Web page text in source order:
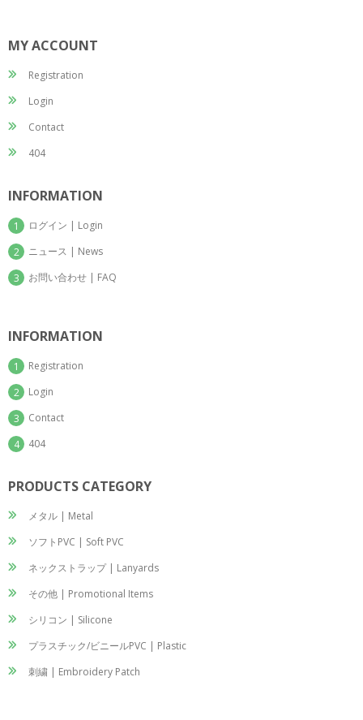
MY ACCOUNT
Registration
Login
Contact
404
INFORMATION
1
ログイン | Login
2
ニュース | News
3
お問い合わせ | FAQ
INFORMATION
1
Registration
2
Login
3
Contact
4
404
PRODUCTS CATEGORY
メタル | Metal
ソフトPVC | Soft PVC
ネックストラップ | Lanyards
その他 | Promotional Items
シリコン | Silicone
プラスチック/ビニールPVC | Plastic
刺繍 | Embroidery Patch